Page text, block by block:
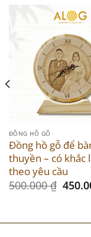
ĐỒNG HỒ GỖ
Đồng hồ gỗ để
thuyền – có khắc
theo yêu cầu
500.000₫